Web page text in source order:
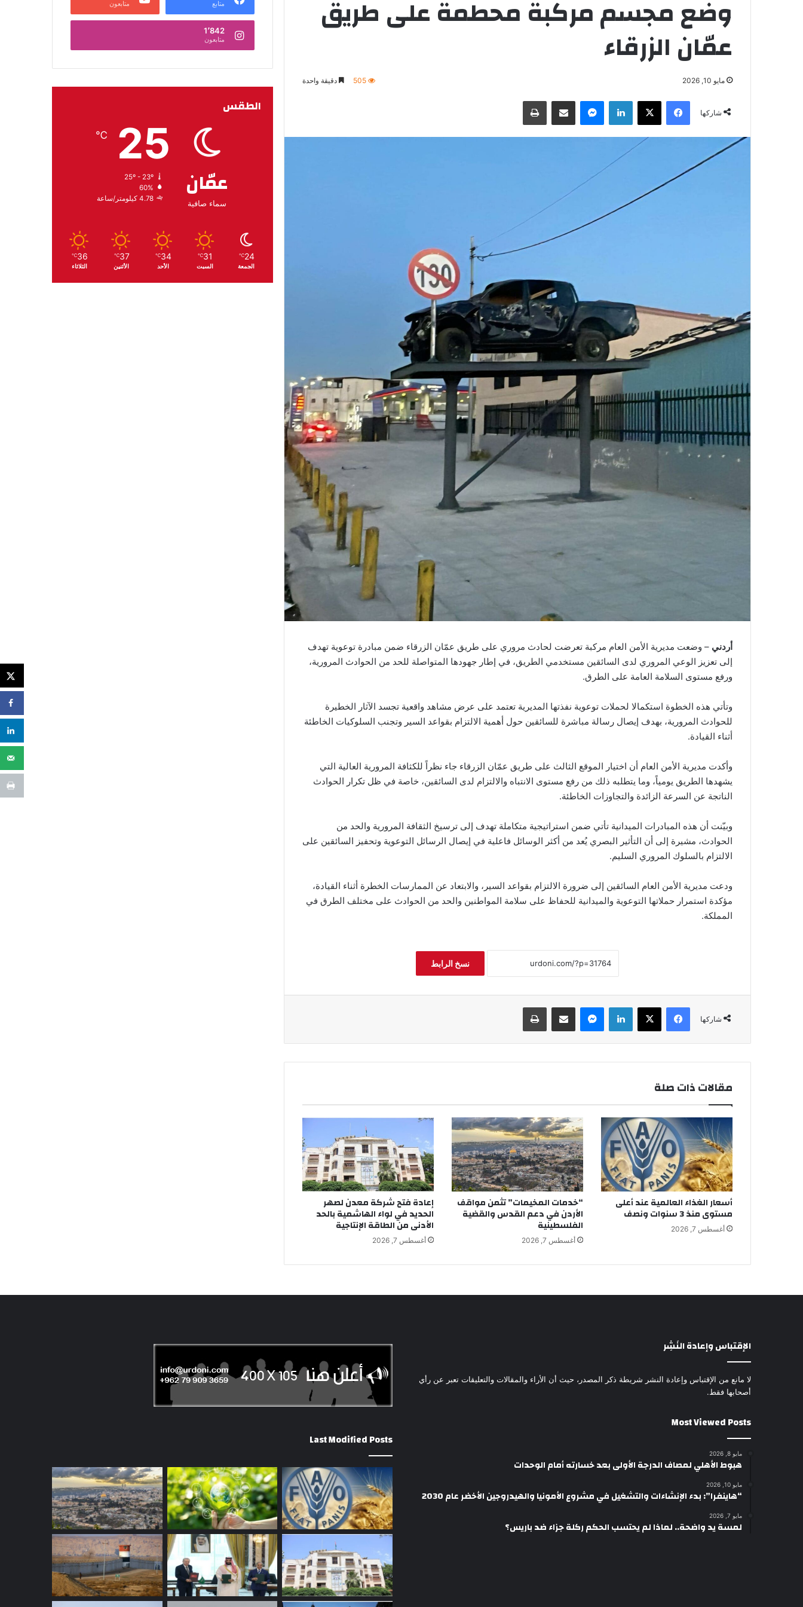
وضع مجسم مركبة محطمة على طريق
عمّان الزرقاء
مايو 10, 2026 505 دقيقة واحدة
شاركها
فيسبوك لينكدإن
أردني – وضعت مديرية الأمن العام مركبة تعرضت لحادث مروري على طريق عمّان الزرقاء ضمن مبادرة توعوية تهدف
إلى تعزيز الوعي المروري لدى السائقين مستخدمي الطريق، في إطار جهودها المتواصلة للحد من الحوادث المرورية،
ورفع مستوى السلامة العامة على الطرق.
وتأتي هذه الخطوة استكمالا لحملات توعوية نفذتها المديرية تعتمد على عرض مشاهد واقعية تجسد الآثار الخطيرة
للحوادث المرورية، بهدف إيصال رسالة مباشرة للسائقين حول أهمية الالتزام بقواعد السير وتجنب السلوكيات الخاطئة
أثناء القيادة.
وأكدت مديرية الأمن العام أن اختيار الموقع الثالث على طريق عمّان الزرقاء جاء نظراً للكثافة المرورية العالية التي
يشهدها الطريق يومياً، وما يتطلبه ذلك من رفع مستوى الانتباه والالتزام لدى السائقين، خاصة في ظل تكرار الحوادث
الناتجة عن السرعة الزائدة والتجاوزات الخاطئة.
وبيّنت أن هذه المبادرات الميدانية تأتي ضمن استراتيجية متكاملة تهدف إلى ترسيخ الثقافة المرورية والحد من
الحوادث، مشيرة إلى أن التأثير البصري يُعد من أكثر الوسائل فاعلية في إيصال الرسائل التوعوية وتحفيز السائقين على
الالتزام بالسلوك المروري السليم.
ودعت مديرية الأمن العام السائقين إلى ضرورة الالتزام بقواعد السير، والابتعاد عن الممارسات الخطرة أثناء القيادة،
مؤكدة استمرار حملاتها التوعوية والميدانية للحفاظ على سلامة المواطنين والحد من الحوادث على مختلف الطرق في
المملكة.
نسخ الرابط
شاركها
فيسبوك لينكدإن
مقالات ذات صلة
أسعار الغذاء العالمية عند أعلى
مستوى منذ 3 سنوات ونصف
أغسطس 7, 2026
“خدمات المخيمات” تثمن مواقف
الأردن في دعم القدس والقضية
الفلسطينية
أغسطس 7, 2026
إعادة فتح شركة معدن لصهر
الحديد في لواء الهاشمية بالحد
الأدنى من الطاقة الإنتاجية
أغسطس 7, 2026
متابع متابعون
1٬842
متابعون
الطقس
عمّان
سماء صافية
25
℃
25º - 23º
60%
4.78 كيلومتر/ساعة
24
℃
الجمعة
31
℃
السبت
34
℃
الأحد
37
℃
الأثنين
36
℃
الثلاثاء
الإقتباس وإعادة النَشِر
لا مانع من الإقتباس وإعادة النشر شريطة ذكر المصدر، حيث أن الأراء والمقالات والتعليقات تعبر عن رأي
أصحابها فقط.
Most Viewed Posts
مايو 8, 2026
هبوط الأهلي لمصاف الدرجة الأولى بعد خسارته أمام الوحدات
مايو 10, 2026
“هاينفرا”: بدء الإنشاءات والتشغيل في مشروع الأمونيا والهيدروجين الأخضر عام 2030
مايو 7, 2026
لمسة يد واضحة.. لماذا لم يحتسب الحكم ركلة جزاء ضد باريس؟
Last Modified Posts